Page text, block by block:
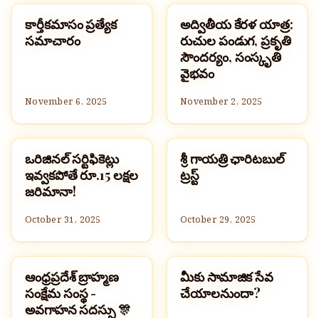
సమాచారం మరియు సేకరణ
కార్తీకమాసం ప్రత్యేక
సమాచారం
November 6, 2025
సమాచారం మరియు సేకరణ
అద్వితీయ కేరళ యాత్ర:
రుచుల పండుగ, ప్రకృతి
సౌందర్యం, సంస్కృతి
వైభవం
November 2, 2025
సమాచారం మరియు సేకరణ
ఒరిజినల్ సర్టిఫికెట్లు
ఇవ్వకపోతే రూ.15 లక్షల
జరిమానా!
October 31, 2025
సమాచారం మరియు సేకరణ
శ్రీ గాయత్రి ఛారిటబుల్
ట్రస్ట్
October 29, 2025
సమాచారం మరియు సేకరణ
ఆంధ్రప్రదేశ్ బ్రాహ్మణ
సంక్షేమ సంస్థ -
అవగాహన సదస్సు 🎊
సమాచారం మరియు సేకరణ
మీకు సామాజిక సేవ
చేయాలనుందా?